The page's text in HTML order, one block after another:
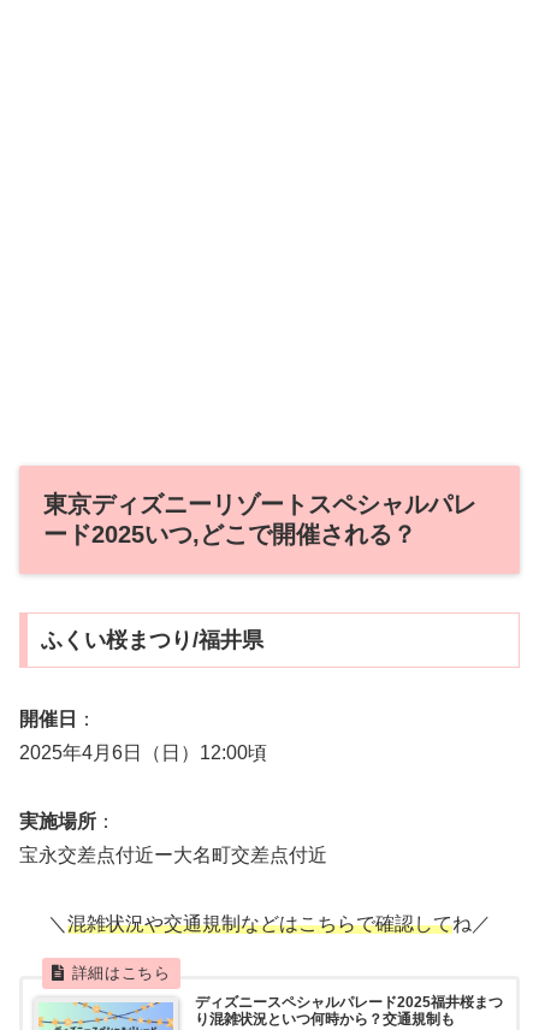
東京ディズニーリゾートスペシャルパレ
ード2025いつ,どこで開催される？
ふくい桜まつり/福井県
開催日
：
2025年4月6日（日）12:00頃
実施場所 ：
宝永交差点付近ー大名町交差点付近
＼ 混雑状況や交通規制などはこちらで確認してね／
ディズニースペシャルパレード2025福井桜まつ
り混雑状況といつ何時から？交通規制も